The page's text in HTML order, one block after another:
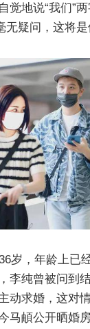
觉地说“我们”
无疑问，这将是
岁，年龄上已
李纯曾被问到
动求婚，这对
马頔公开晒婚